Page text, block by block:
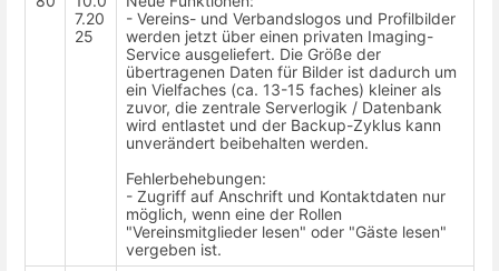
7.20
25
- Vereins- und Verbandslogos und Profilbilder
werden jetzt über einen privaten Imaging-
Service ausgeliefert. Die Größe der
übertragenen Daten für Bilder ist dadurch um
ein Vielfaches (ca. 13-15 faches) kleiner als
zuvor, die zentrale Serverlogik / Datenbank
wird entlastet und der Backup-Zyklus kann
unverändert beibehalten werden.
Fehlerbehebungen:
- Zugriff auf Anschrift und Kontaktdaten nur
möglich, wenn eine der Rollen
"Vereinsmitglieder lesen" oder "Gäste lesen"
vergeben ist.